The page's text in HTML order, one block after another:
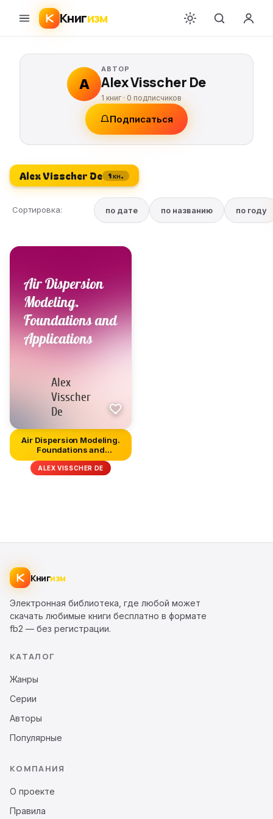
Книгизм
A
АВТОР
Alex Visscher De
1 книг ·0 подписчиков
Подписаться
Alex Visscher De 1 кн.
Сортировка: по дате по названию по году
Air Dispersion Modeling.
Foundations and
Applicati...
ALEX VISSCHER DE
Книгизм
Электронная библиотека, где любой может
скачать любимые книги бесплатно в формате
fb2 — без регистрации.
КАТАЛОГ
Жанры
Серии
Авторы
Популярные
КОМПАНИЯ
О проекте
Правила